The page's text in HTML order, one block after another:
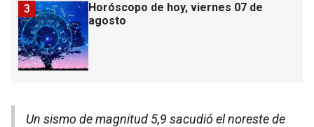
Horóscopo de hoy, viernes 07 de
agosto
3
Un sismo de magnitud 5,9 sacudió el noreste de